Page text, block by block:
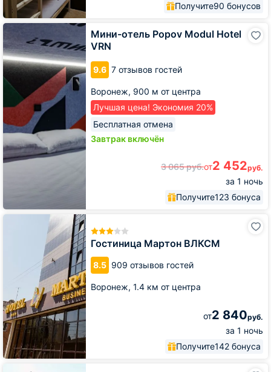
Получите90 бонусов
Мини-отель Popov Modul Hotel
VRN
9.6 7 отзывов гостей
Воронеж, 900 м от центра
Лучшая цена! Экономия 20%
Бесплатная отмена
Завтрак включён
3 065руб.от2 452руб.
за 1 ночь
Получите123 бонуса
Мини-
отель
Popov
Modul
Hotel
VRN
Гостиница Мартон ВЛКСМ
8.5 909 отзывов гостей
Воронеж, 1.4 км от центра
от2 840руб.
за 1 ночь
Получите142 бонуса
Гостиница